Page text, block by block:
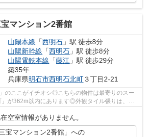
マンション2番館
山陽本線 「西明石 」駅 徒歩8分
山陽新幹線 「西明石 」駅 徒歩8分
山陽電鉄本線 「藤江 」駅 徒歩29分
築35年
兵庫県明石市西明石北町３丁目2-21
のここがイチオシ◎こちらの物件は最寄りのスー
が362m以内にあります◎外観タイル張りは、ラ
かかりません◎こち...
空室情報がありません。
三宝マンション2番館」への